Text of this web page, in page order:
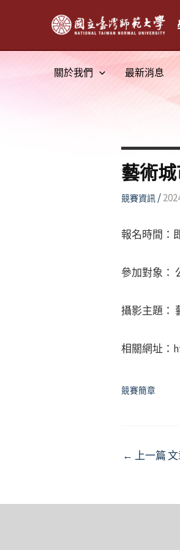
關於我們 最新消息
藝術
競賽資訊/
報名時間：
參加對象：
攝影主題：
相關網址：
競賽簡章
Post
← 上一篇